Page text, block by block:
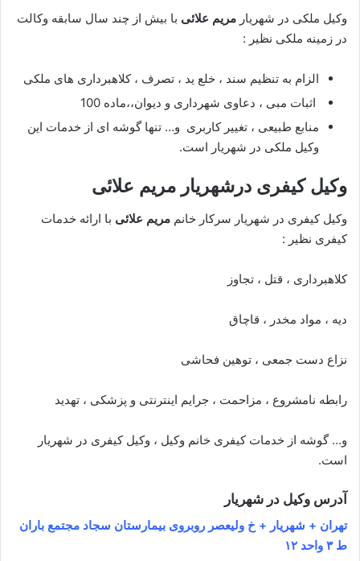
وکیل ملکی در شهریار مریم علائی با بیش از چند سال سابقه وکالت
در زمینه ملکی نظیر :
الزام به تنظیم سند ، خلع ید ، تصرف ، کلاهبرداری های ملکی
اثبات مبی ، دعاوی شهرداری و دیوان،،ماده 100
منابع طبیعی ، تغییر کاربری و… تنها گوشه ای از خدمات این
وکیل ملکی در شهریار است.
وکیل کیفری درشهریار مریم علائی
وکیل کیفری در شهریار سرکار خانم مریم علائی با ارائه خدمات
کیفری نظیر :
کلاهبرداری ، قتل ، تجاوز
دیه ، مواد مخدر ، قاچاق
نزاع دست جمعی ، توهین فحاشی
رابطه نامشروع ، مزاحمت ، جرایم اینترنتی و پزشکی ، تهدید
و… گوشه از خدمات کیفری خانم وکیل ، وکیل کیفری در شهریار
است.
آدرس وکیل در شهریار
تهران + شهریار + خ ولیعصر روبروی بیمارستان سجاد مجتمع باران
ط ٣ واحد ١٢